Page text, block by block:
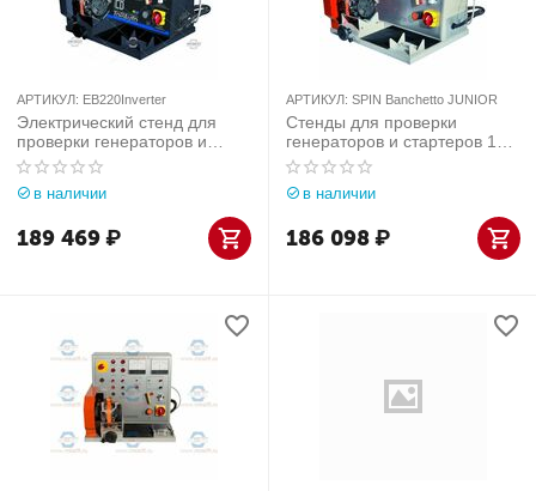
АРТИКУЛ: EB220Inverter
Электрический стенд для
проверки генераторов и
стартеров TopAuto (Италия)
арт. EB220Inverter
в наличии
189 469₽
АРТИКУЛ: SPIN Banchetto JUNIOR
Стенды для проверки
генераторов и стартеров 12-
24В SPIN Banchetto JUNIOR
в наличии
186 098₽